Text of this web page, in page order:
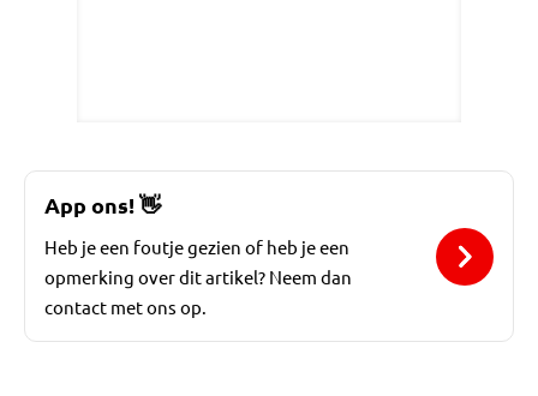
App ons!👋
Heb je een foutje gezien of heb je een
opmerking over dit artikel? Neem dan
contact met ons op.